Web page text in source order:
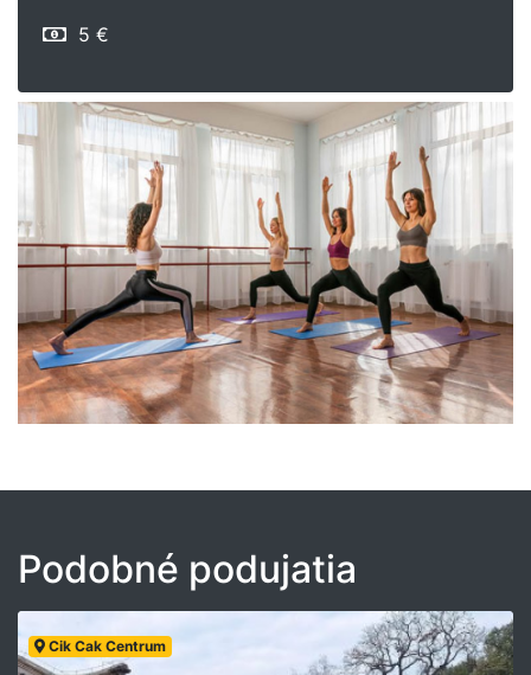
5 €
Podobné podujatia
Cik Cak Centrum